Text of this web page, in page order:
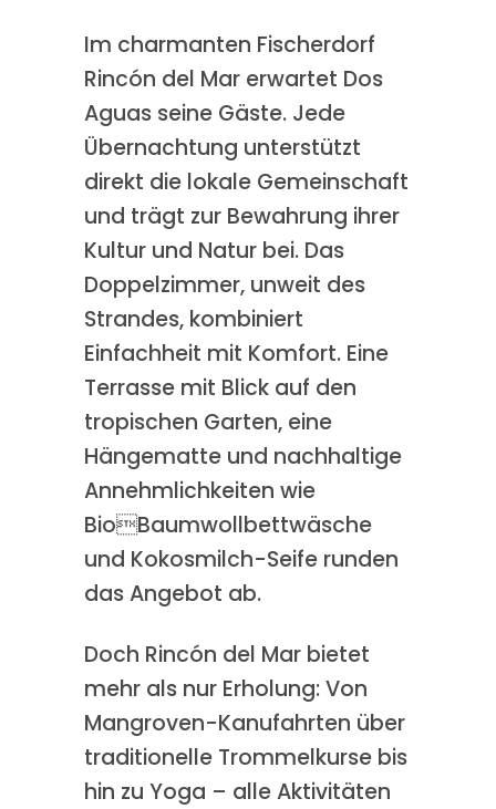
Im charmanten Fischerdorf
Rincón del Mar erwartet Dos
Aguas seine Gäste. Jede
Übernachtung unterstützt
direkt die lokale Gemeinschaft
und trägt zur Bewahrung ihrer
Kultur und Natur bei. Das
Doppelzimmer, unweit des
Strandes, kombiniert
Einfachheit mit Komfort. Eine
Terrasse mit Blick auf den
tropischen Garten, eine
Hängematte und nachhaltige
Annehmlichkeiten wie
BioBaumwollbettwäsche
und Kokosmilch-Seife runden
das Angebot ab.
Doch Rincón del Mar bietet
mehr als nur Erholung: Von
Mangroven-Kanufahrten über
traditionelle Trommelkurse bis
hin zu Yoga – alle Aktivitäten